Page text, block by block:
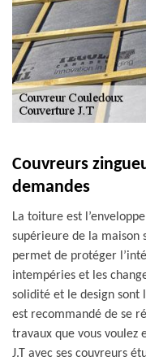
Couvreurs
demandes
La toiture est
supérieure de la maison
permet de protéger
intempéries et les
solidité et le design sont
est recommandé de se
travaux que vous voulez
J.T avec ses couvreurs